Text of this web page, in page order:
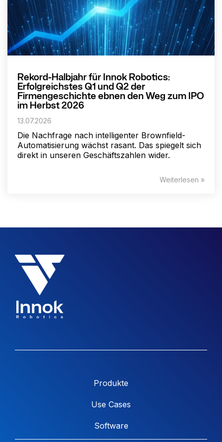
Rekord-Halbjahr für Innok Robotics:
Erfolgreichstes Q1 und Q2 der
Firmengeschichte ebnen den Weg zum IPO
im Herbst 2026
13.07.2026
Die Nachfrage nach intelligenter Brownfield-
Automatisierung wächst rasant. Das spiegelt sich
direkt in unseren Geschäftszahlen wider.
Weiterlesen »
Produkte
Use Cases
Software